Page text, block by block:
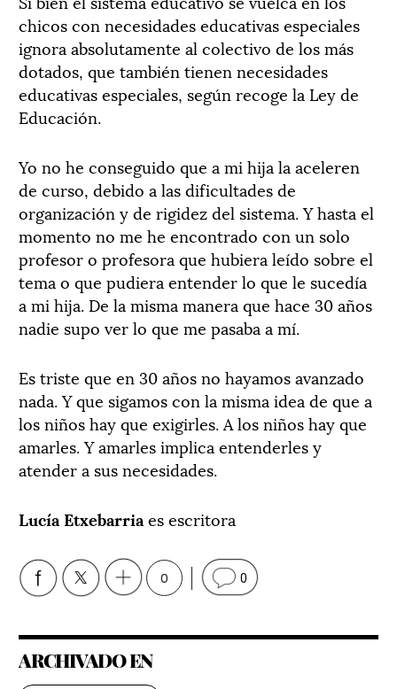
chicos con necesidades educativas especiales
ignora absolutamente al colectivo de los más
dotados, que también tienen necesidades
educativas especiales, según recoge la Ley de
Educación.
Yo no he conseguido que a mi hija la aceleren
de curso, debido a las dificultades de
organización y de rigidez del sistema. Y hasta el
momento no me he encontrado con un solo
profesor o profesora que hubiera leído sobre el
tema o que pudiera entender lo que le sucedía
a mi hija. De la misma manera que hace 30 años
nadie supo ver lo que me pasaba a mí.
Es triste que en 30 años no hayamos avanzado
nada. Y que sigamos con la misma idea de que a
los niños hay que exigirles. A los niños hay que
amarles. Y amarles implica entenderles y
atender a sus necesidades.
Lucía Etxebarria es escritora
0 0
ARCHIVADO EN